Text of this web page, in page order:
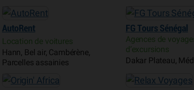
AutoRent
Location de voitures
Hann, Bel air, Cambérène,
Parcelles assainies
FG Tours Sénégal
Agences de
d’excursions
Dakar Plateau,